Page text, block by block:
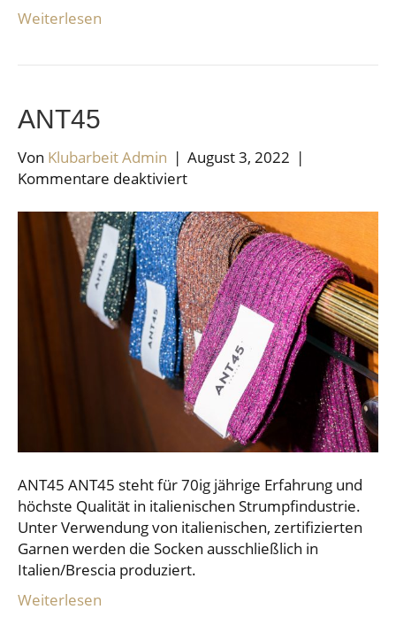
Weiterlesen
ANT45
Von Klubarbeit Admin | August 3, 2022 |
Kommentare deaktiviertfür
ANT45 ANT45 steht für 70ig jährige Erfahrung und
höchste Qualität in italienischen Strumpfindustrie.
Unter Verwendung von italienischen, zertifizierten
Garnen werden die Socken ausschließlich in
Italien/Brescia produziert.
Weiterlesen